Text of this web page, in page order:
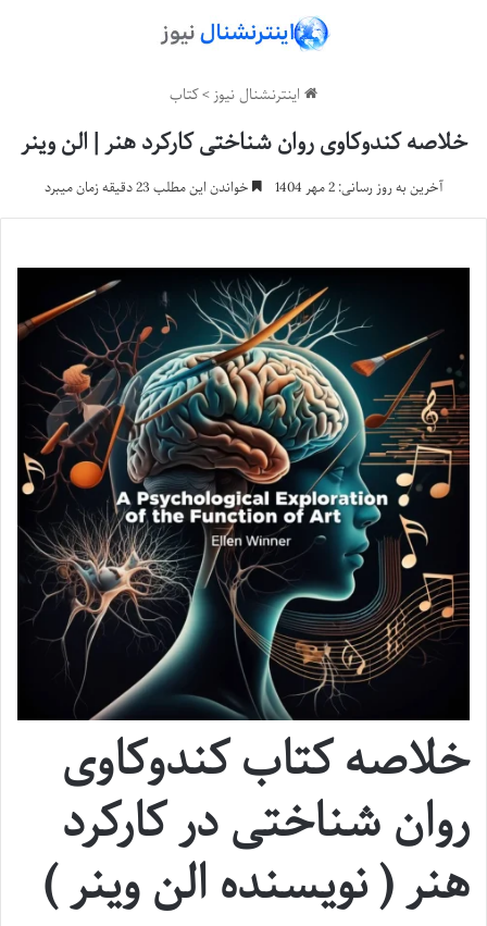
اینترنشنال نیوز>کتاب
خلاصه کندوکاوی روان شناختی کارکرد هنر | الن وینر
آخرین به روز رسانی: 2 مهر 1404 خواندن این مطلب 23 دقیقه زمان میبرد
خلاصه کتاب کندوکاوی
روان شناختی در کارکرد
هنر ( نویسنده الن وینر )